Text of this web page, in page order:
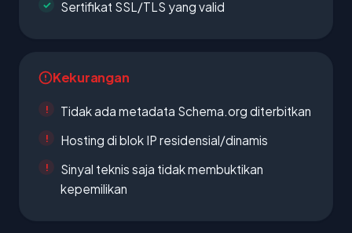
Sertifikat SSL/TLS yang valid
Kekurangan
Tidak ada metadata Schema.org diterbitkan
Hosting di blok IP residensial/dinamis
Sinyal teknis saja tidak membuktikan
kepemilikan